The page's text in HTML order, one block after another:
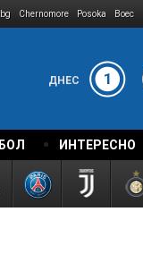
Chernomore Posoka Boec
ДНЕС 1
ИНТЕРЕСНО